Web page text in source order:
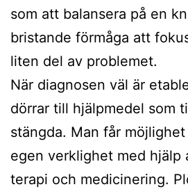
som att balansera på en
bristande förmåga att
liten del av problemet.
När diagnosen väl är
dörrar till hjälpmedel som
stängda. Man får
egen verklighet med hjälp
terapi och medicinering.